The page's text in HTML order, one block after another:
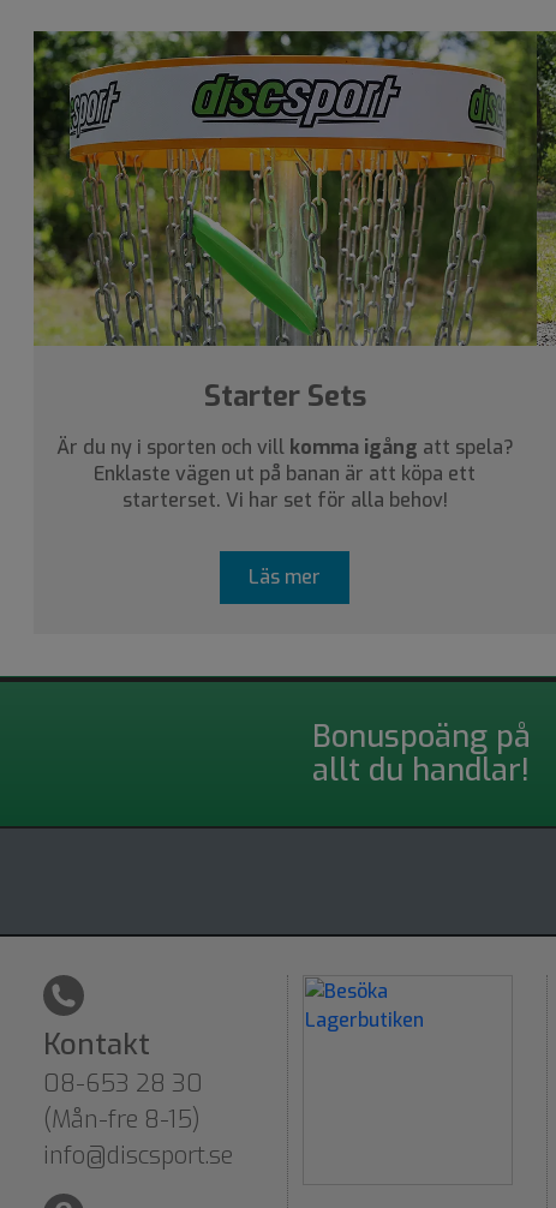
Starter Sets
Är du ny i sporten och vill komma igång att spela?
Enklaste vägen ut på banan är att köpa ett
starterset. Vi har set för alla behov!
Läs mer
Bonuspoäng på
allt du handlar!
Kontakt
08-653 28 30
(Mån-fre 8-15)
info@discsport.se